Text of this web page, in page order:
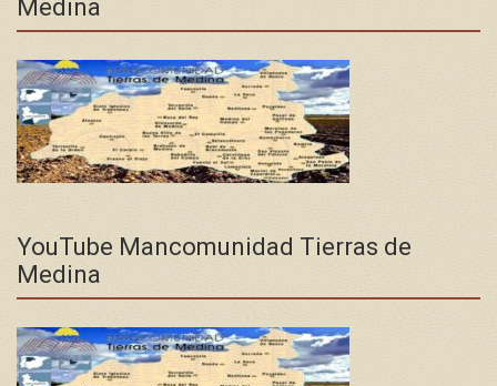
Medina
YouTube Mancomunidad Tierras de
Medina